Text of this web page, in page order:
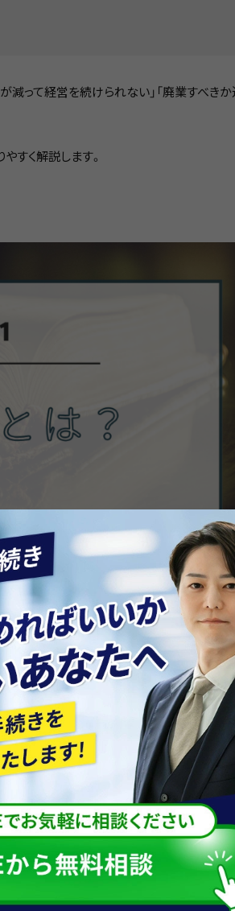
減って経営を続けられない」「廃業すべきか
すく解説します。
ままにすることをいいます。経営を続ける
税務上「現在は事業を行っていません」と届
提出先
提出書類・内容
税務上の届出